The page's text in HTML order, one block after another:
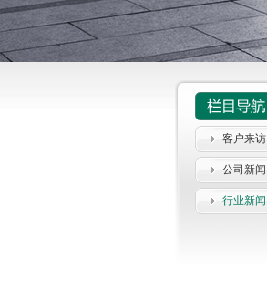
客户来访
公司新闻
行业新闻